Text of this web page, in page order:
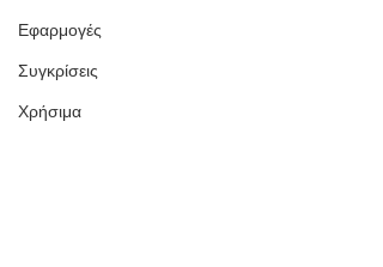
Εφαρμογές
Συγκρίσεις
Χρήσιμα